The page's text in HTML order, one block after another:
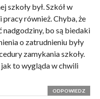
szkoły był. Szkół w
również. Chyba, że
nadgodziny, bo są biedaki
o zatrudnieniu były
zamykania szkoły.
to wygląda w chwili
ODPOWIEDZ